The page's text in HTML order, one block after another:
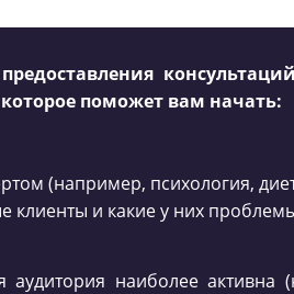
поможет вам начать:
(например, психология,
клиенты и какие у них
наиболее активна